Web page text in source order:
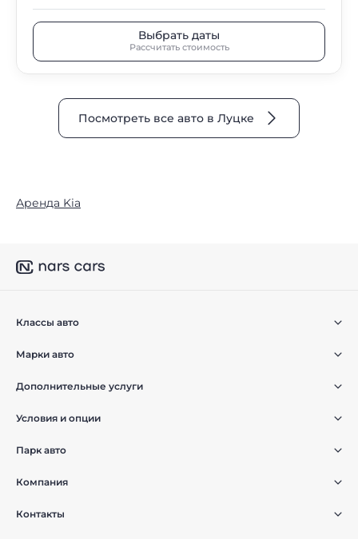
Выбрать даты
Рассчитать стоимость
Посмотреть все авто в Луцке
Аренда Kia
Классы авто
Марки авто
Дополнительные услуги
Условия и опции
Парк авто
Компания
Контакты